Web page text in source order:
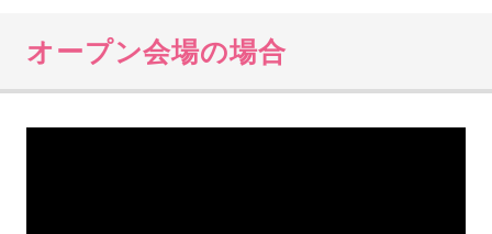
オープン会場の場合